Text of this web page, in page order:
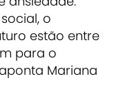
o
estão entre
para o
Mariana